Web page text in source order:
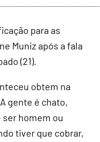
para as
Muniz após a fala
(21).
obtem na
gente é chato,
ser homem ou
tiver que cobrar,